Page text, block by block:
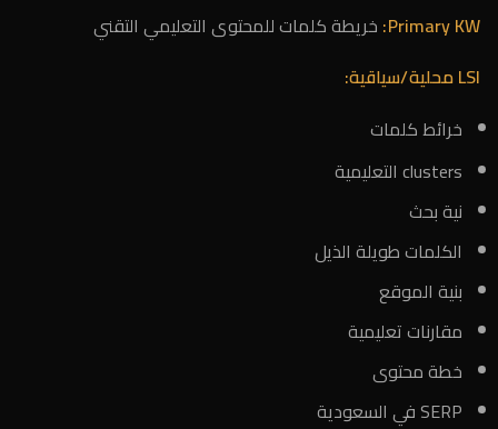
Primary KW: خريطة كلمات للمحتوى التعليمي التقني
LSI محلية/سياقية:
خرائط كلمات
clusters التعليمية
نية بحث
الكلمات طويلة الذيل
بنية الموقع
مقارنات تعليمية
خطة محتوى
SERP في السعودية